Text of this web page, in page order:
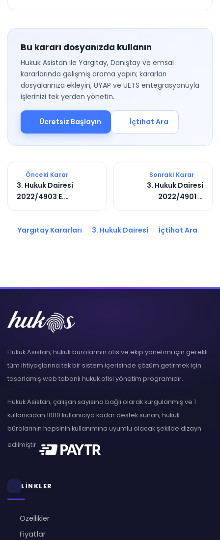
Bu kararı dosyanızda kullanın
Hukuk Asistan ile Yargıtay, Danıştay ve emsal
kararlarında gelişmiş arama yapın; kararları
dosyalarınıza ekleyin, UYAP ve UETS entegrasyonuyla
işlerinizi tek yerden yönetin.
Ücretsiz Başlayın İçtihat Ara
Önceki Karar
3. Hukuk Dairesi
2022/4903 E.
Sonraki Karar
3. Hukuk Dairesi
2022/4901 E.
Yargıtay Kararları 3. Hukuk Dairesi İçtihat Ara
Hukuk Asistan, hukuk bürolarının ofis ve ekip yönetimi için gerekli
tüm ihtiyaçlarına tek bir sistem içerisinde çözüm getirmek için
tasarlamış web tabanlı hukuk ofisi yönetim programıdır.
Hukuk Asistan; çalışan sayısına bağlı olarak kurgulanmış ve 1
kullanıcıdan 1000 kullanıcıya kadar destek sunan, hukuk
bürolarının hepsinin kullanımına uyumlu olacak şekilde dizayn
edilmiştir.
LİNKLER
Özellikler
Fiyatlar